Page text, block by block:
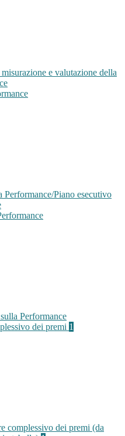
e valutazione della
Performance/Piano esecutivo
Performance
dei premi 1
complessivo dei premi (da